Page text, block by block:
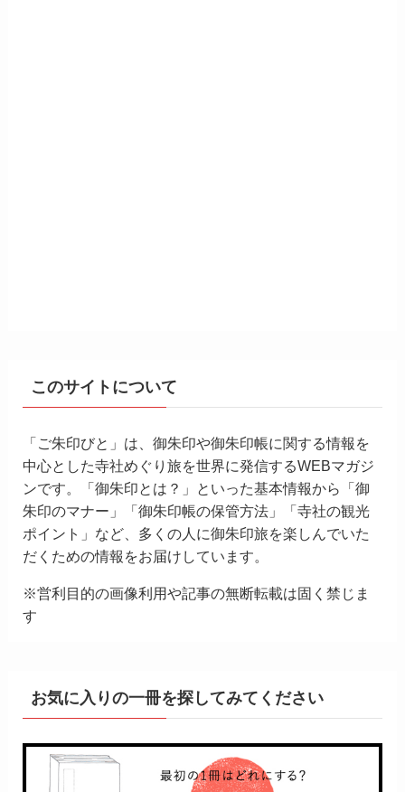
このサイトについて
「ご朱印びと」は、御朱印や御朱印帳に関する情報を
中心とした寺社めぐり旅を世界に発信するWEBマガジ
ンです。「御朱印とは？」といった基本情報から「御
朱印のマナー」「御朱印帳の保管方法」「寺社の観光
ポイント」など、多くの人に御朱印旅を楽しんでいた
だくための情報をお届けしています。
※営利目的の画像利用や記事の無断転載は固く禁じま
す
お気に入りの一冊を探してみてください